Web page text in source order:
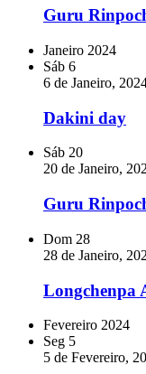
Guru
Janeiro 2024
Sáb 6
6 de Janeiro,
Dakini day
Sáb 20
20 de Janeiro,
Guru
Dom 28
28 de Janeiro,
Longchenpa
Fevereiro 2024
Seg 5
5 de Fevereiro,